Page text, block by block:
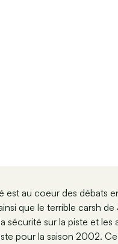
est au coeur des débats
que le terrible carsh
sécurité sur la piste et
pour la saison 2002.